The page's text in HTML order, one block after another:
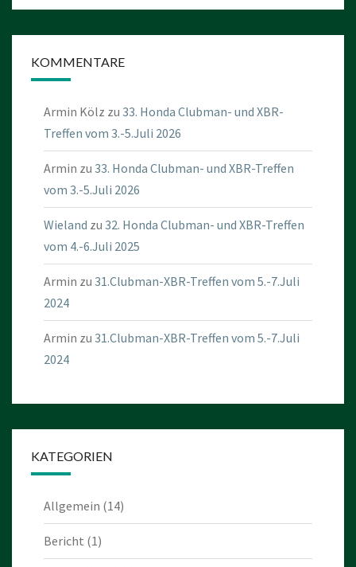
KOMMENTARE
Armin Kölz zu 33. Honda Clubman- und XBR-
Treffen vom 3.-5.Juli 2026
Armin zu 33. Honda Clubman- und XBR-Treffen
vom 3.-5.Juli 2026
Wieland zu 32. Honda Clubman- und XBR-Treffen
vom 4.-6.Juli 2025
Armin zu 31.Clubman-XBR-Treffen vom 5.-7.Juli
2024
Armin zu 31.Clubman-XBR-Treffen vom 5.-7.Juli
2024
KATEGORIEN
Allgemein (14)
Bericht (1)